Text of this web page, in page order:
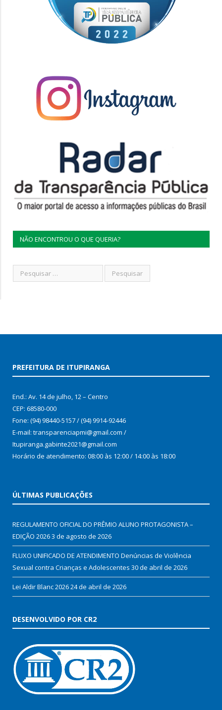
NÃO ENCONTROU O QUE QUERIA?
PREFEITURA DE ITUPIRANGA
End.: Av. 14 de julho, 12 – Centro
CEP: 68580-000
Fone: (94) 98440-5157 / (94) 9914-92446
E-mail: transparenciapmi@gmail.com /
Itupiranga.gabinte2021@gmail.com
Horário de atendimento: 08:00 às 12:00 / 14:00 às 18:00
ÚLTIMAS PUBLICAÇÕES
REGULAMENTO OFICIAL DO PRÊMIO ALUNO PROTAGONISTA –
EDIÇÃO 20263 de agosto de 2026
FLUXO UNIFICADO DE ATENDIMENTO Denúncias de Violência
Sexual contra Crianças e Adolescentes 30 de abril de 2026
Lei Aldir Blanc 202624 de abril de 2026
DESENVOLVIDO POR CR2